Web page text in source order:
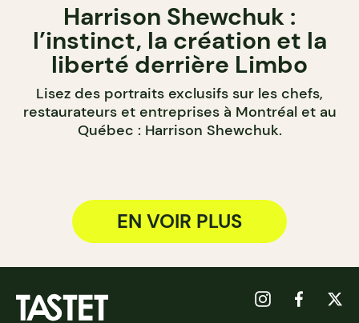
Harrison Shewchuk :
l’instinct, la création et la
liberté derrière Limbo
Lisez des portraits exclusifs sur les chefs,
restaurateurs et entreprises à Montréal et au
Québec : Harrison Shewchuk.
EN VOIR PLUS